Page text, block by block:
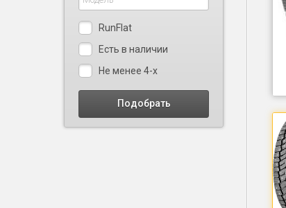
RunFlat
Есть в наличии
Не менее 4-х